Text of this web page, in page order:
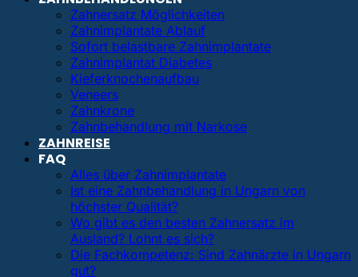
Zahnersatz Möglichkeiten
Zahnimplantate Ablauf
Sofort belastbare Zahnimplantate
Zahnimplantat Diabetes
Kieferknochenaufbau
Veneers
Zahnkrone
Zahnbehandlung mit Narkose
ZAHNREISE
FAQ
Alles über Zahnimplantate
Ist eine Zahnbehandlung in Ungarn von
höchster Qualität?
Wo gibt es den besten Zahnersatz im
Ausland? Lohnt es sich?
Die Fachkompetenz: Sind Zahnärzte in Ungarn
gut?